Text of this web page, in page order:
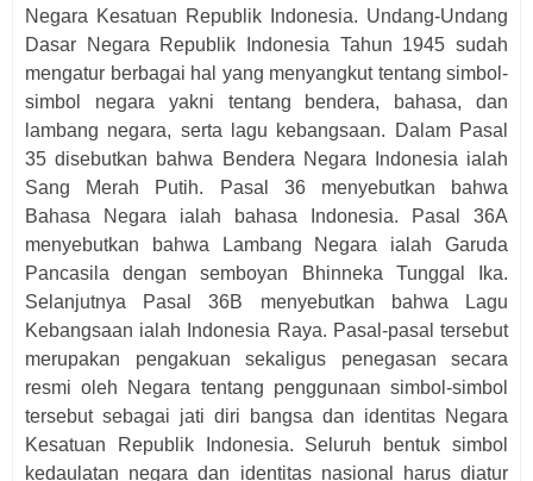
Negara Kesatuan Republik Indonesia. Undang-Undang
Dasar Negara Republik Indonesia Tahun 1945 sudah
mengatur berbagai hal yang menyangkut tentang simbol-
simbol negara yakni tentang bendera, bahasa, dan
lambang negara, serta lagu kebangsaan. Dalam Pasal
35 disebutkan bahwa Bendera Negara Indonesia ialah
Sang Merah Putih. Pasal 36 menyebutkan bahwa
Bahasa Negara ialah bahasa Indonesia. Pasal 36A
menyebutkan bahwa Lambang Negara ialah Garuda
Pancasila dengan semboyan Bhinneka Tunggal Ika.
Selanjutnya Pasal 36B menyebutkan bahwa Lagu
Kebangsaan ialah Indonesia Raya. Pasal-pasal tersebut
merupakan pengakuan sekaligus penegasan secara
resmi oleh Negara tentang penggunaan simbol-simbol
tersebut sebagai jati diri bangsa dan identitas Negara
Kesatuan Republik Indonesia. Seluruh bentuk simbol
kedaulatan negara dan identitas nasional harus diatur